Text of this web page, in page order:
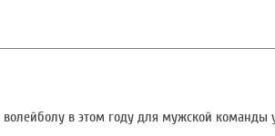
в этом году для мужской команды